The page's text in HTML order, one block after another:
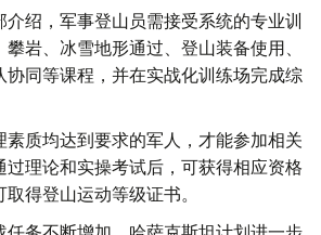
绍，军事登山员需接受系统的专业训
岩、冰雪地形通过、登山装备使用、
协同等课程，并在实战化训练场完成综
素质均达到要求的军人，才能参加相关
过理论和实操考试后，可获得相应资格
得登山运动等级证书。